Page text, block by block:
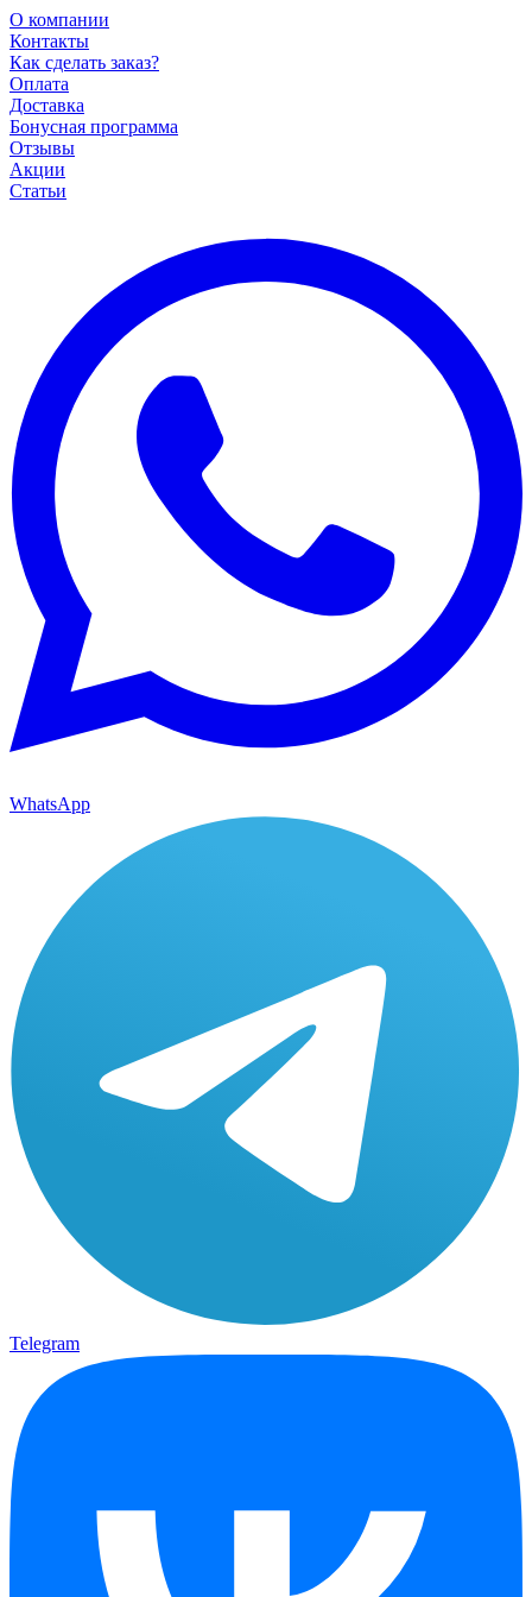
О компании
Контакты
Как сделать заказ?
Оплата
Доставка
Бонусная программа
Отзывы
Акции
Статьи
WhatsApp
Telegram